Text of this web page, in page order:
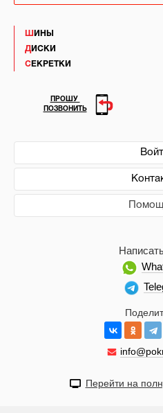
ШИНЫ
ДИСКИ
СЕКРЕТКИ
ПРОШУ
ПОЗВОНИТЬ
Перейти на